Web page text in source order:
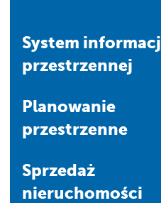
system informacji
przestrzennej
Planowanie
przestrzenne
Sprzedaż
nieruchomości